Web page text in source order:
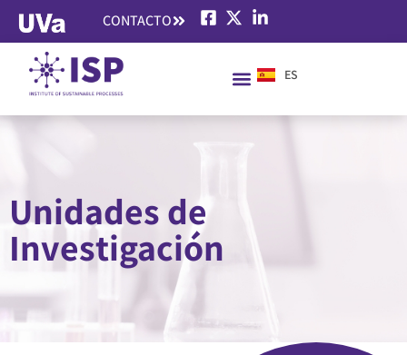
CONTACTO
ES
EN
Unidades de
Investigación